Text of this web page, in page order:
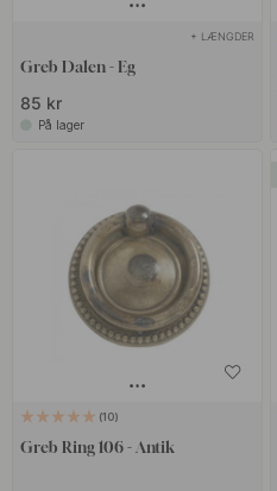
+ LÆNGDER
Greb Dalen - Eg
85 kr
På lager
10
Greb Ring 106 - Antik